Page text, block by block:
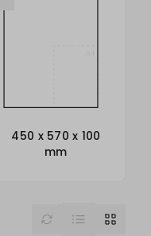
450 x 570 x 100
mm
Reset List Grid